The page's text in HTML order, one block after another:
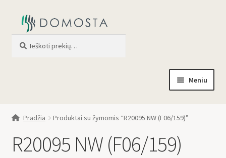
Meniu
Pradžia Produktai su žymomis “R20095 NW (F06/159)”
R20095 NW (F06/159)